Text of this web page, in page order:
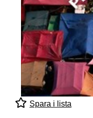
Spara i lista